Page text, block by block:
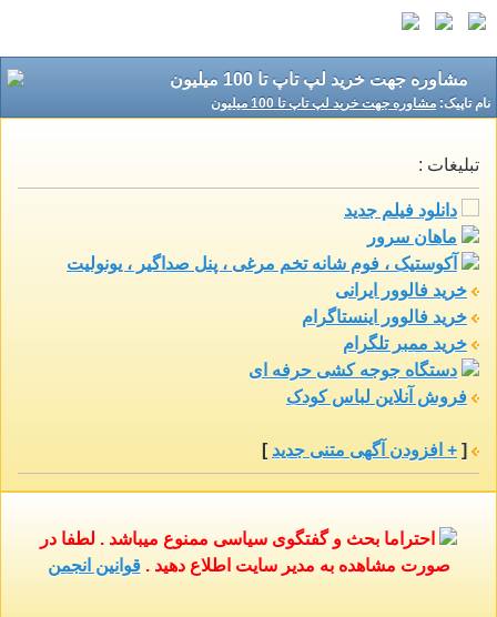
مشاوره جهت خرید لپ تاپ تا 100 میلیون
نام تاپيک: مشاوره جهت خرید لپ تاپ تا 100 میلیون
تبلیغات :
دانلود فیلم جدید
ماهان سرور
آکوستیک ، فوم شانه تخم مرغی ، پنل صداگیر ، یونولیت
خرید فالوور ایرانی
خرید فالوور اینستاگرام
خرید ممبر تلگرام
دستگاه جوجه کشی حرفه ای
فروش آنلاین لباس کودک
[ + افزودن آگهی متنی جدید ]
احتراما بحث و گفتگوی سیاسی ممنوع میباشد . لطفا در
صورت مشاهده به مدیر سایت اطلاع دهید .قوانین انجمن